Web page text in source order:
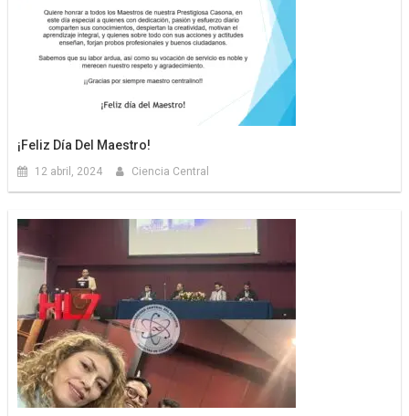
¡Feliz Día Del Maestro!
12 abril, 2024 Ciencia Central